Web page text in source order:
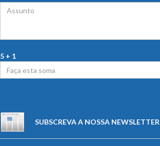
5 + 1
SUBSCREVA A NOSSA NEWSLETTER